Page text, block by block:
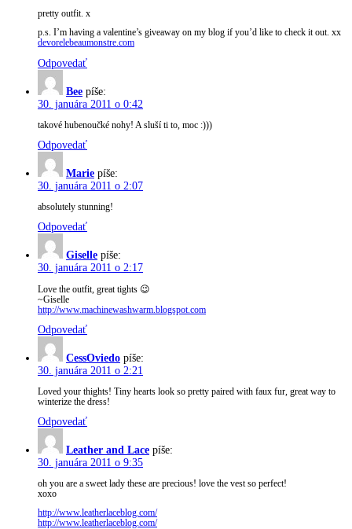
pretty outfit. x
p.s. I’m having a valentine’s giveaway on my blog if you’d like to check it out. xx
devorelebeaumonstre.com
Odpovedať
Bee píše:
30. januára 2011 o 0:42
takové hubenoučké nohy! A sluší ti to, moc :)))
Odpovedať
Marie píše:
30. januára 2011 o 2:07
absolutely stunning!
Odpovedať
Giselle píše:
30. januára 2011 o 2:17
Love the outfit, great tights 😉
~Giselle
http://www.machinewashwarm.blogspot.com
Odpovedať
CessOviedo píše:
30. januára 2011 o 2:21
Loved your thights! Tiny hearts look so pretty paired with faux fur, great way to
winterize the dress!
Odpovedať
Leather and Lace píše:
30. januára 2011 o 9:35
oh you are a sweet lady these are precious! love the vest so perfect!
xoxo
http://www.leatherlaceblog.com/
http://www.leatherlaceblog.com/